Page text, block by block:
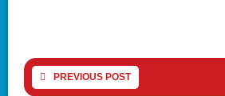
PREVIOUS POST